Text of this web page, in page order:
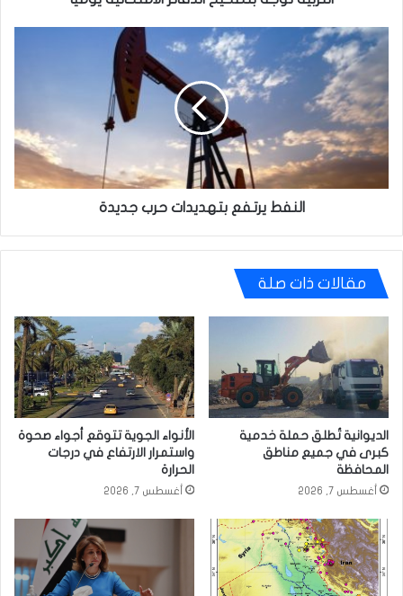
النفط
يرتفع
بتهديدات
حرب
جديدة
النفط يرتفع بتهديدات حرب جديدة
مقالات ذات صلة
الديوانية تُطلق حملة خدمية
كبرى في جميع مناطق
المحافظة
أغسطس 7, 2026
الأنواء الجوية تتوقع أجواء صحوة
واستمرار الارتفاع في درجات
الحرارة
أغسطس 7, 2026